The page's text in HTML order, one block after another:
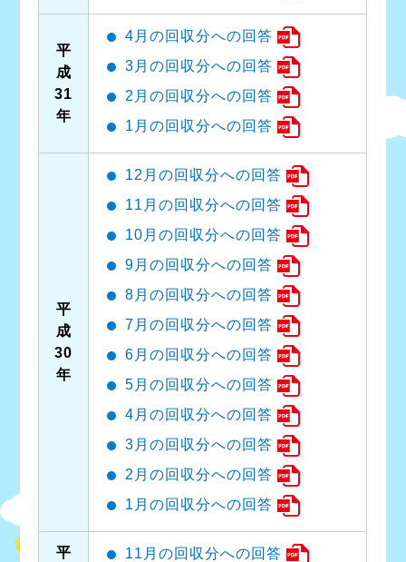
平
成
31
年
4月の回収分への回答
3月の回収分への回答
2月の回収分への回答
1月の回収分への回答
平
成
30
年
12月の回収分への回答
11月の回収分への回答
10月の回収分への回答
9月の回収分への回答
8月の回収分への回答
7月の回収分への回答
6月の回収分への回答
5月の回収分への回答
4月の回収分への回答
3月の回収分への回答
2月の回収分への回答
1月の回収分への回答
平
11月の回収分への回答